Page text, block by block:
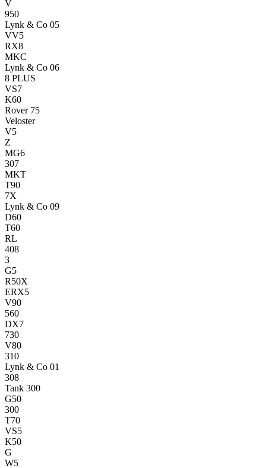
V
950
Lynk & Co 05
VV5
RX8
MKC
Lynk & Co 06
8 PLUS
VS7
K60
Rover 75
Veloster
V5
Z
MG6
307
MKT
T90
7X
Lynk & Co 09
D60
T60
RL
408
3
G5
R50X
ERX5
V90
560
DX7
730
V80
310
Lynk & Co 01
308
Tank 300
G50
300
T70
VS5
K50
G
W5